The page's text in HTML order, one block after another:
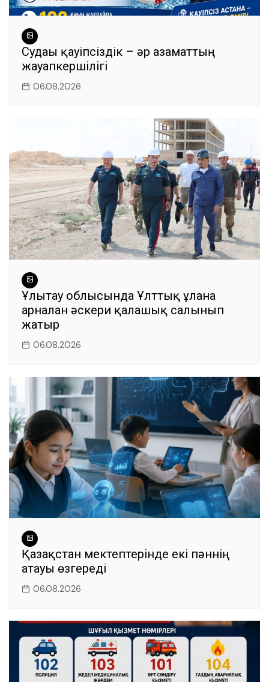
Судағы қауіпсіздік – әр азаматтың
жауапкершілігі
06.08.2026
Ұлытау облысында Ұлттық ұланға
арналған әскери қалашық салынып
жатыр
06.08.2026
Қазақстан мектептерінде екі пәннің
атауы өзгереді
06.08.2026